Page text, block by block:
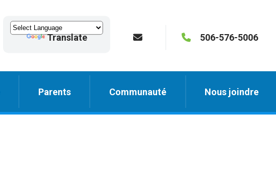
Translate 506-576-5006
Parents Communauté Nous joindre